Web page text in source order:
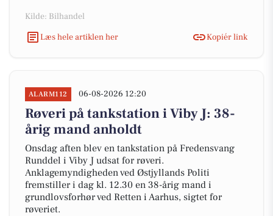
Kilde: Bilhandel
Læs hele artiklen her
Kopiér link
ALARM112 06-08-2026 12:20
Røveri på tankstation i Viby J: 38-
årig mand anholdt
Onsdag aften blev en tankstation på Fredensvang
Runddel i Viby J udsat for røveri.
Anklagemyndigheden ved Østjyllands Politi
fremstiller i dag kl. 12.30 en 38-årig mand i
grundlovsforhør ved Retten i Aarhus, sigtet for
røveriet.